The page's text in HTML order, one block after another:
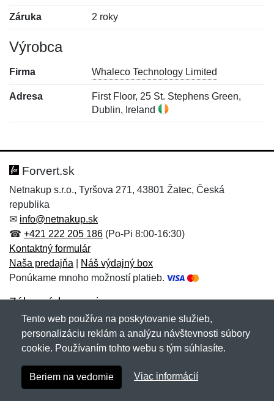
Záruka 2 roky
Výrobca
Firma Whaleco Technology Limited
Adresa
First Floor, 25 St. Stephens Green,
Dublin, Ireland
Hodnotenie:
Meno:*
E-mail:
Správa*
Meno:
E-mail:*
Správa*
Forvert.sk
Netnakup s.r.o., Tyršova 271, 43801 Žatec, Česká
republika
✉ info@netnakup.sk
☎ +421 222 205 186 (Po-Pi 8:00-16:30)
Kontaktný formulár
Naša predajňa
Náš výdajný box
Ponúkame mnoho možností platieb.
Zákaznícky servis
Novinky emailom
Copyright © 2007-2026 (19 rokov s vami)Netnakup.sk
NetIQ. Všetky práva vyhradené.
Tento web používa na poskytovanie služieb,
personalizáciu reklám a analýzu návštevnosti súbory
cookie. Používaním tohto webu s tým súhlasíte.
Beriem na vedomie Viac informácií